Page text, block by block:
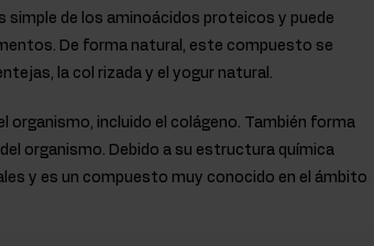
simple de los aminoácidos proteicos y puede
De forma natural, este compuesto se
la col rizada y el yogur natural.
organismo, incluido el colágeno. También forma
organismo. Debido a su estructura química
y es un compuesto muy conocido en el ámbito